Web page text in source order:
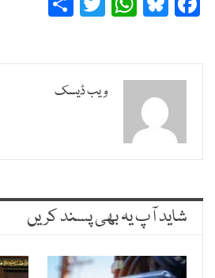
ویب ڈیسک
شاید آپ یہ بھی پسند کریں